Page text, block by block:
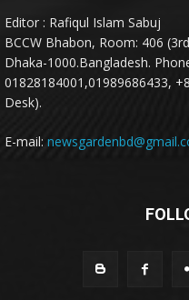
Editor : Rafiqul Islam Sabuj
BCCW Bhabon, Room: 406
Dhaka-1000.Bangladesh.
01828184001,01989686433,
Desk).
E-mail: